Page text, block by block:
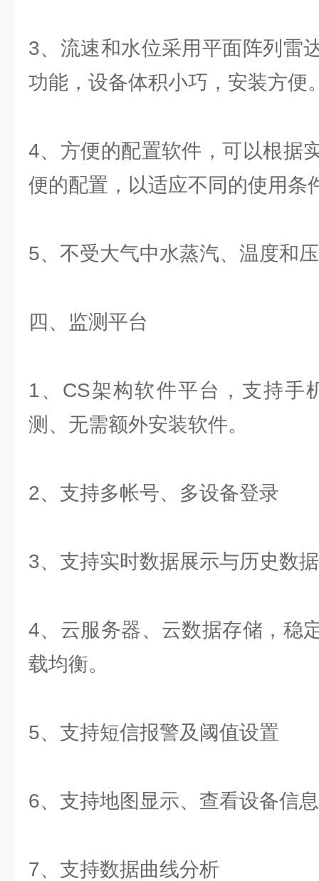
3、流速和水位采用平面阵列雷
功能，设备体积小巧，安装方便
4、方便的配置软件，可以根据
便的配置，以适应不同的使用条
5、不受大气中水蒸汽、温度和
四、监测平台
1、CS架构软件平台，支持手
测、无需额外安装软件。
2、支持多帐号、多设备登录
3、支持实时数据展示与历史数
4、云服务器、云数据存储，稳
载均衡。
5、支持短信报警及阈值设置
6、支持地图显示、查看设备信
7、支持数据曲线分析